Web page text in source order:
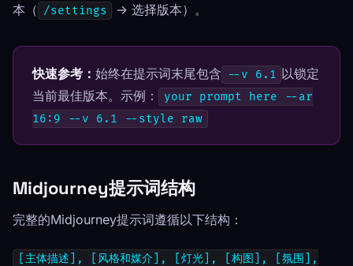
本（ /settings -> 选择版本）。
快速参考： 始终在提示词末尾包含 --v 6.1 以锁定
当前最佳版本。示例：
your prompt here --ar
16:9 --v 6.1 --style raw
Midjourney提示词结构
完整的Midjourney提示词遵循以下结构：
[主体描述], [风格和媒介], [灯光], [构图], [氛围],